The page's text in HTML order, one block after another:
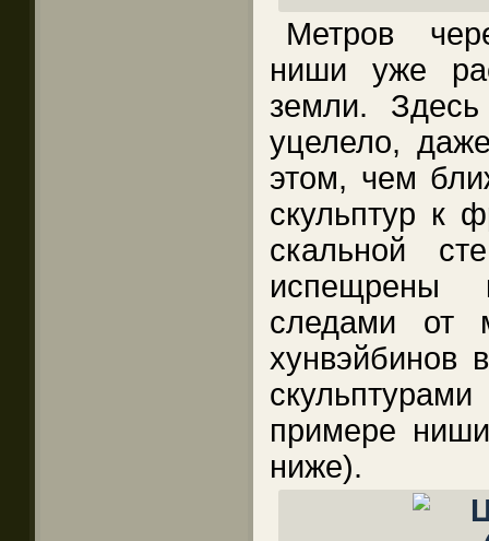
Метров
ниши уже
земли. Здесь
уцелело,
этом, чем
скульптур к
скальной
испещрены
следами от
хунвэйбинов
примере
ниже).